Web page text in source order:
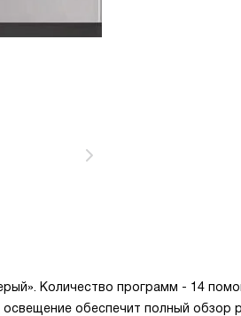
Количество программ - 14
обеспечит полный обзор